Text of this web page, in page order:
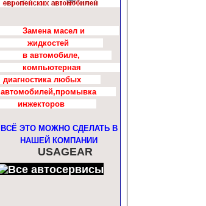
Замена масел и
жидкостей
в автомобиле,
компьютерная
диагностика любых
автомобилей,промывка
инжекторов
ВСЁ ЭТО МОЖНО СДЕЛАТЬ В
НАШЕЙ КОМПАНИИ
USAGEAR